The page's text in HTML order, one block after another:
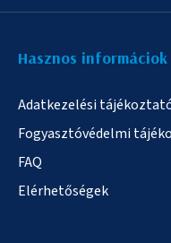
Hasznos informáciok
Adatkezelési
Fogyasztóvédelmi
FAQ
Elérhetőségek